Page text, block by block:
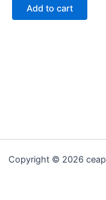
Add to cart
Copyright © 2026